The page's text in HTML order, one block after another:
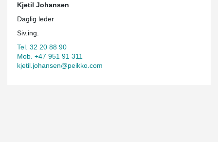
Kjetil Johansen
Daglig leder
Siv.ing.
Tel. 32 20 88 90
Mob. +47 951 91 311
kjetil.johansen@peikko.com